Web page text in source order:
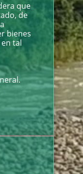
que
de
bienes
tal